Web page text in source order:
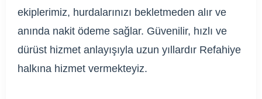
ekiplerimiz, hurdalarınızı bekletmeden alır ve
anında nakit ödeme sağlar. Güvenilir, hızlı ve
dürüst hizmet anlayışıyla uzun yıllardır Refahiye
halkına hizmet vermekteyiz.